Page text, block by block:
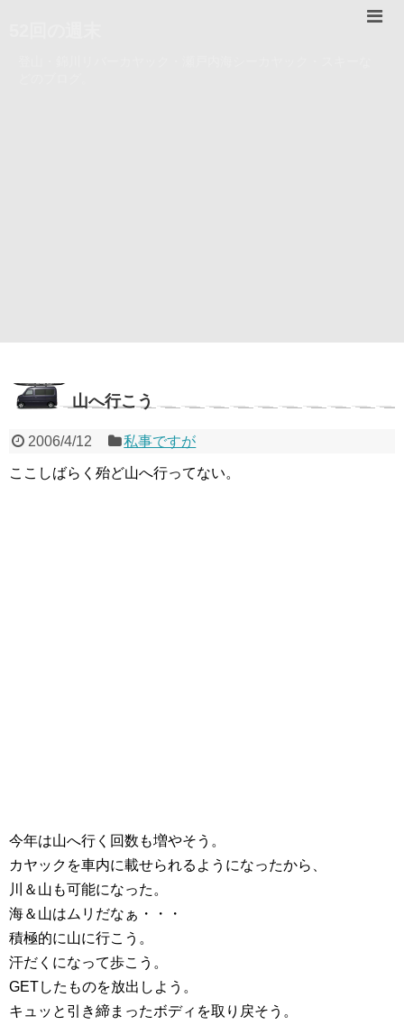
山へ行こう
2006/4/12 私事ですが
ここしばらく殆ど山へ行ってない。
今年は山へ行く回数も増やそう。
カヤックを車内に載せられるようになったから、
川＆山も可能になった。
海＆山はムリだなぁ・・・
積極的に山に行こう。
汗だくになって歩こう。
GETしたものを放出しよう。
キュッと引き締まったボディを取り戻そう。